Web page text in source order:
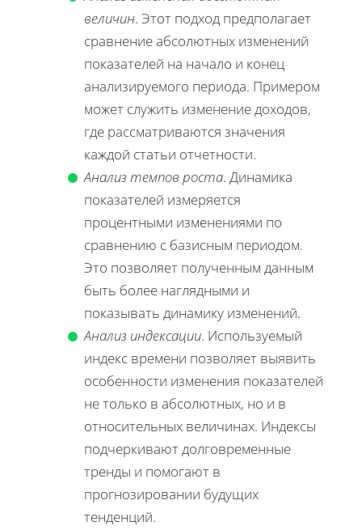
величин. Этот подход предполагает
сравнение абсолютных изменений
показателей на начало и конец
анализируемого периода. Примером
может служить изменение доходов,
где рассматриваются значения
каждой статьи отчетности.
Анализ темпов роста. Динамика
показателей измеряется
процентными изменениями по
сравнению с базисным периодом.
Это позволяет полученным данным
быть более наглядными и
показывать динамику изменений.
Анализ индексации. Используемый
индекс времени позволяет выявить
особенности изменения показателей
не только в абсолютных, но и в
относительных величинах. Индексы
подчеркивают долговременные
тренды и помогают в
прогнозировании будущих
тенденций.